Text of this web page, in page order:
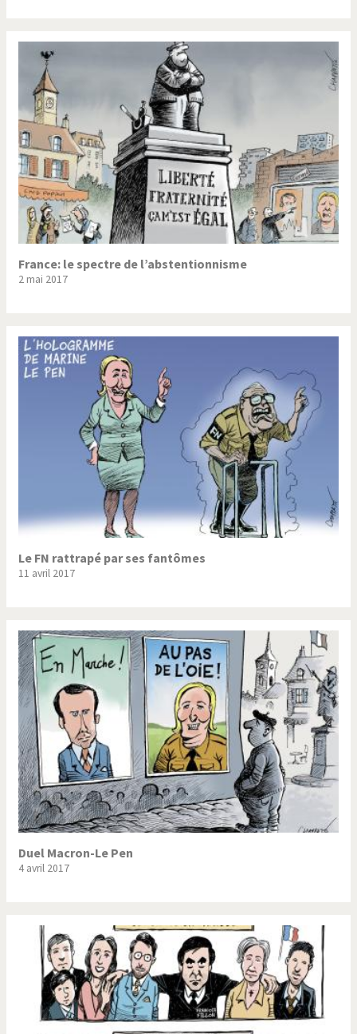
France: le spectre de l’abstentionnisme
2 mai 2017
Le FN rattrapé par ses fantômes
11 avril 2017
Duel Macron-Le Pen
4 avril 2017